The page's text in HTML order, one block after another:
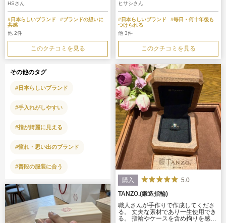
で、シンプルな中にも少し豪華さが
出て、飽きずに長く使用できるかな
と思います。
HSさん
#日本らしいブランド
#ブランドの想いに
共感
他 2件
このクチコミを見る
も抜群と言われているので、これか
らどんな感じなのか楽しみです。 も
し、何かあってもアフターサービス
もしっかりしてるので安心感いっぱ
いです！！
ヒサシさん
#日本らしいブランド
#毎日・何十年後も
つけられる
他 3件
このクチコミを見る
その他のタグ
#日本らしいブランド
#手入れがしやすい
#指が綺麗に見える
#憧れ・思い出のブランド
#普段の服装に合う
購入
5.0
TANZO.(鍛造指輪)
職人さんが手作りで作成してくださ
る。 丈夫な素材であり一生使用でき
る。 指輪やケースを含め拘りを感じ